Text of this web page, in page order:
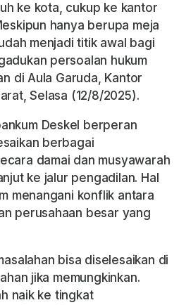
ke kota, cukup ke kantor
hanya berupa meja
menjadi titik awal bagi
persoalan hukum
di Aula Garuda, Kantor
Selasa (12/8/2025).
Deskel berperan
berbagai
damai dan musyawarah
ke jalur pengadilan. Hal
menangani konflik antara
perusahaan besar yang
bisa diselesaikan di
jika memungkinkan.
naik ke tingkat